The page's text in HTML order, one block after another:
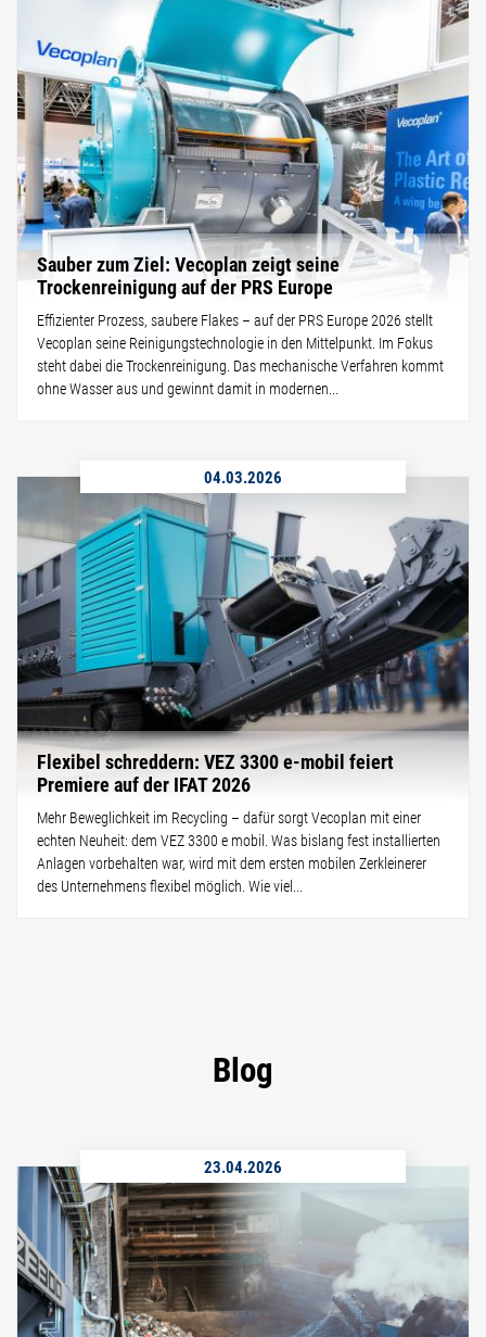
Sauber zum Ziel: Vecoplan zeigt seine
Trockenreinigung auf der PRS Europe
Effizienter Prozess, saubere Flakes – auf der PRS Europe 2026 stellt
Vecoplan seine Reinigungstechnologie in den Mittelpunkt. Im Fokus
steht dabei die Trockenreinigung. Das mechanische Verfahren kommt
ohne Wasser aus und gewinnt damit in modernen...
04.03.2026
Flexibel schreddern: VEZ 3300 e-mobil feiert
Premiere auf der IFAT 2026
Mehr Beweglichkeit im Recycling – dafür sorgt Vecoplan mit einer
echten Neuheit: dem VEZ 3300 e mobil. Was bislang fest installierten
Anlagen vorbehalten war, wird mit dem ersten mobilen Zerkleinerer
des Unternehmens flexibel möglich. Wie viel...
Blog
23.04.2026